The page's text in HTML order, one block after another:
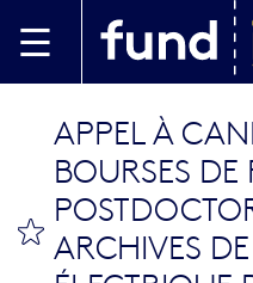
APPEL À
BOURSES DE
ARCHIVES